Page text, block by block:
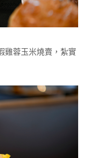
雞蓉玉米燒賣，紮實